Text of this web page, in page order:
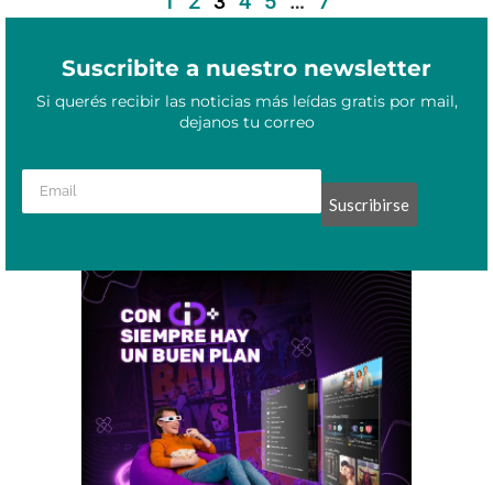
Suscribite a nuestro newsletter
Si querés recibir las noticias más leídas gratis por mail,
dejanos tu correo
Suscribirse